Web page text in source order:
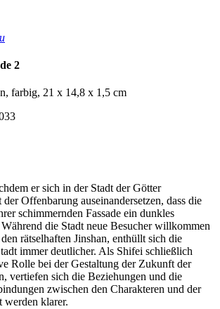
2
farbig, 21 x 14,8 x 1,5 cm
er sich in der Stadt der Götter
Offenbarung auseinandersetzen, dass die
schimmernden Fassade ein dunkles
die Stadt neue Besucher willkommen
rätselhaften Jinshan, enthüllt sich die
immer deutlicher. Als Shifei schließlich
Rolle bei der Gestaltung der Zukunft der
vertiefen sich die Beziehungen und die
zwischen den Charakteren und der
werden klarer.